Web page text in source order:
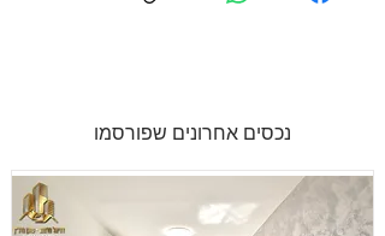
נכסים אחרונים שפורסמו